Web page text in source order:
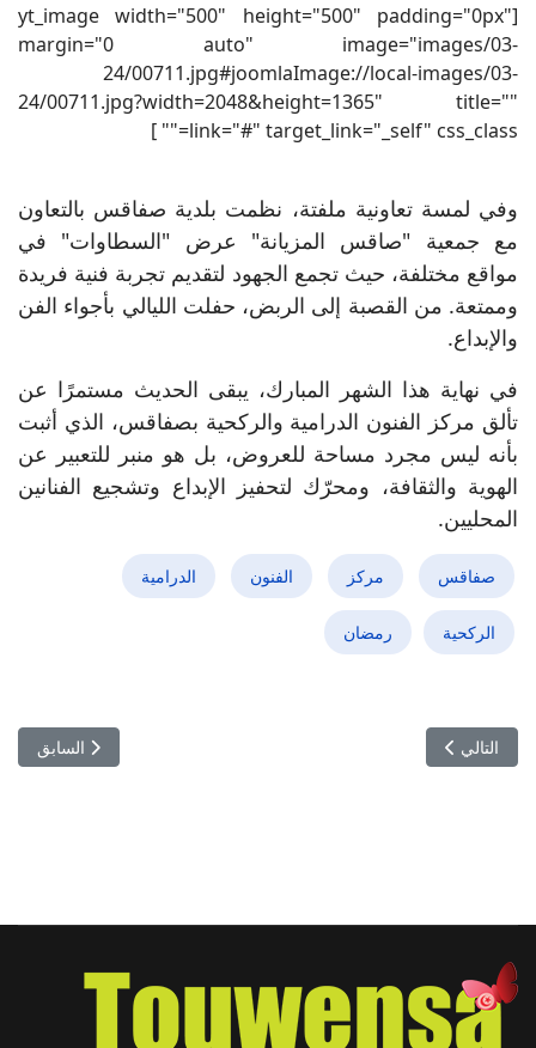
[yt_image width="500" height="500" padding="0px"
margin="0 auto" image="images/03-
24/00711.jpg#joomlaImage://local-images/03-
24/00711.jpg?width=2048&height=1365" title=""
link="#" target_link="_self" css_class="" ]
وفي لمسة تعاونية ملفتة، نظمت بلدية صفاقس بالتعاون
مع جمعية "صاقس المزيانة" عرض "السطاوات" في
مواقع مختلفة، حيث تجمع الجهود لتقديم تجربة فنية فريدة
وممتعة. من القصبة إلى الربض، حفلت الليالي بأجواء الفن
والإبداع.
في نهاية هذا الشهر المبارك، يبقى الحديث مستمرًا عن
تألق مركز الفنون الدرامية والركحية بصفاقس، الذي أثبت
بأنه ليس مجرد مساحة للعروض، بل هو منبر للتعبير عن
الهوية والثقافة، ومحرّك لتحفيز الإبداع وتشجيع الفنانين
المحليين.
صفاقس مركز الفنون الدرامية
الركحية رمضان
المقال
السابق
المقال التالي: تحليل الحلقة الأخيرة من مسلسل "فلوجة": تفاصيل
التالي